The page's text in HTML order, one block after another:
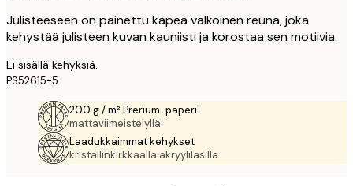
Julisteeseen on painettu kapea valkoinen reuna, joka
kehystää julisteen kuvan kauniisti ja korostaa sen motiivia.
Ei sisällä kehyksiä.
PS52615-5
200 g / m² Prerium-paperi
mattaviimeistelyllä.
Laadukkaimmat kehykset
kristallinkirkkaalla akryylilasilla.